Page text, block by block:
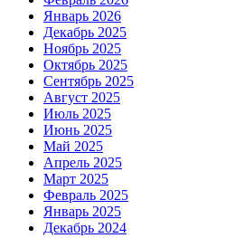
Январь 2026
Декабрь 2025
Ноябрь 2025
Октябрь 2025
Сентябрь 2025
Август 2025
Июль 2025
Июнь 2025
Май 2025
Апрель 2025
Март 2025
Февраль 2025
Январь 2025
Декабрь 2024